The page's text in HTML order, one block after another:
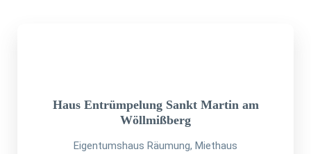
Haus Entrümpelung Sankt Martin am
Wöllmißberg
Eigentumshaus Räumung, Miethaus